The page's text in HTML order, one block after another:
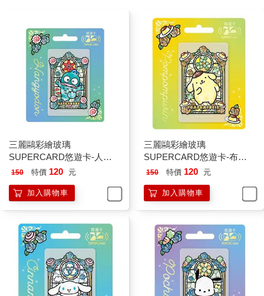
三麗鷗彩繪玻璃
SUPERCARD悠遊卡-人魚
漢頓(透明卡)【受託代銷】
150 特價 120 元
加入購物車
三麗鷗彩繪玻璃
SUPERCARD悠遊卡-布丁
狗【受託代銷】
150 特價 120 元
加入購物車